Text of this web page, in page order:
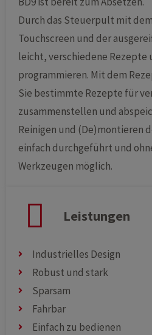
Durch das Steuerpult mit
Touchscreen und der
leicht, verschiedene Rezepte
programmieren. Mit dem
Sie bestimmte Rezepte für
zusammenstellen und
Reinigen und (De)montieren
einfach durchgeführt und
Werkzeugen möglich.
Leistungen
Industrielles Design
Robust und stark
Sparsam
Fahrbar
Einfach zu bedienen